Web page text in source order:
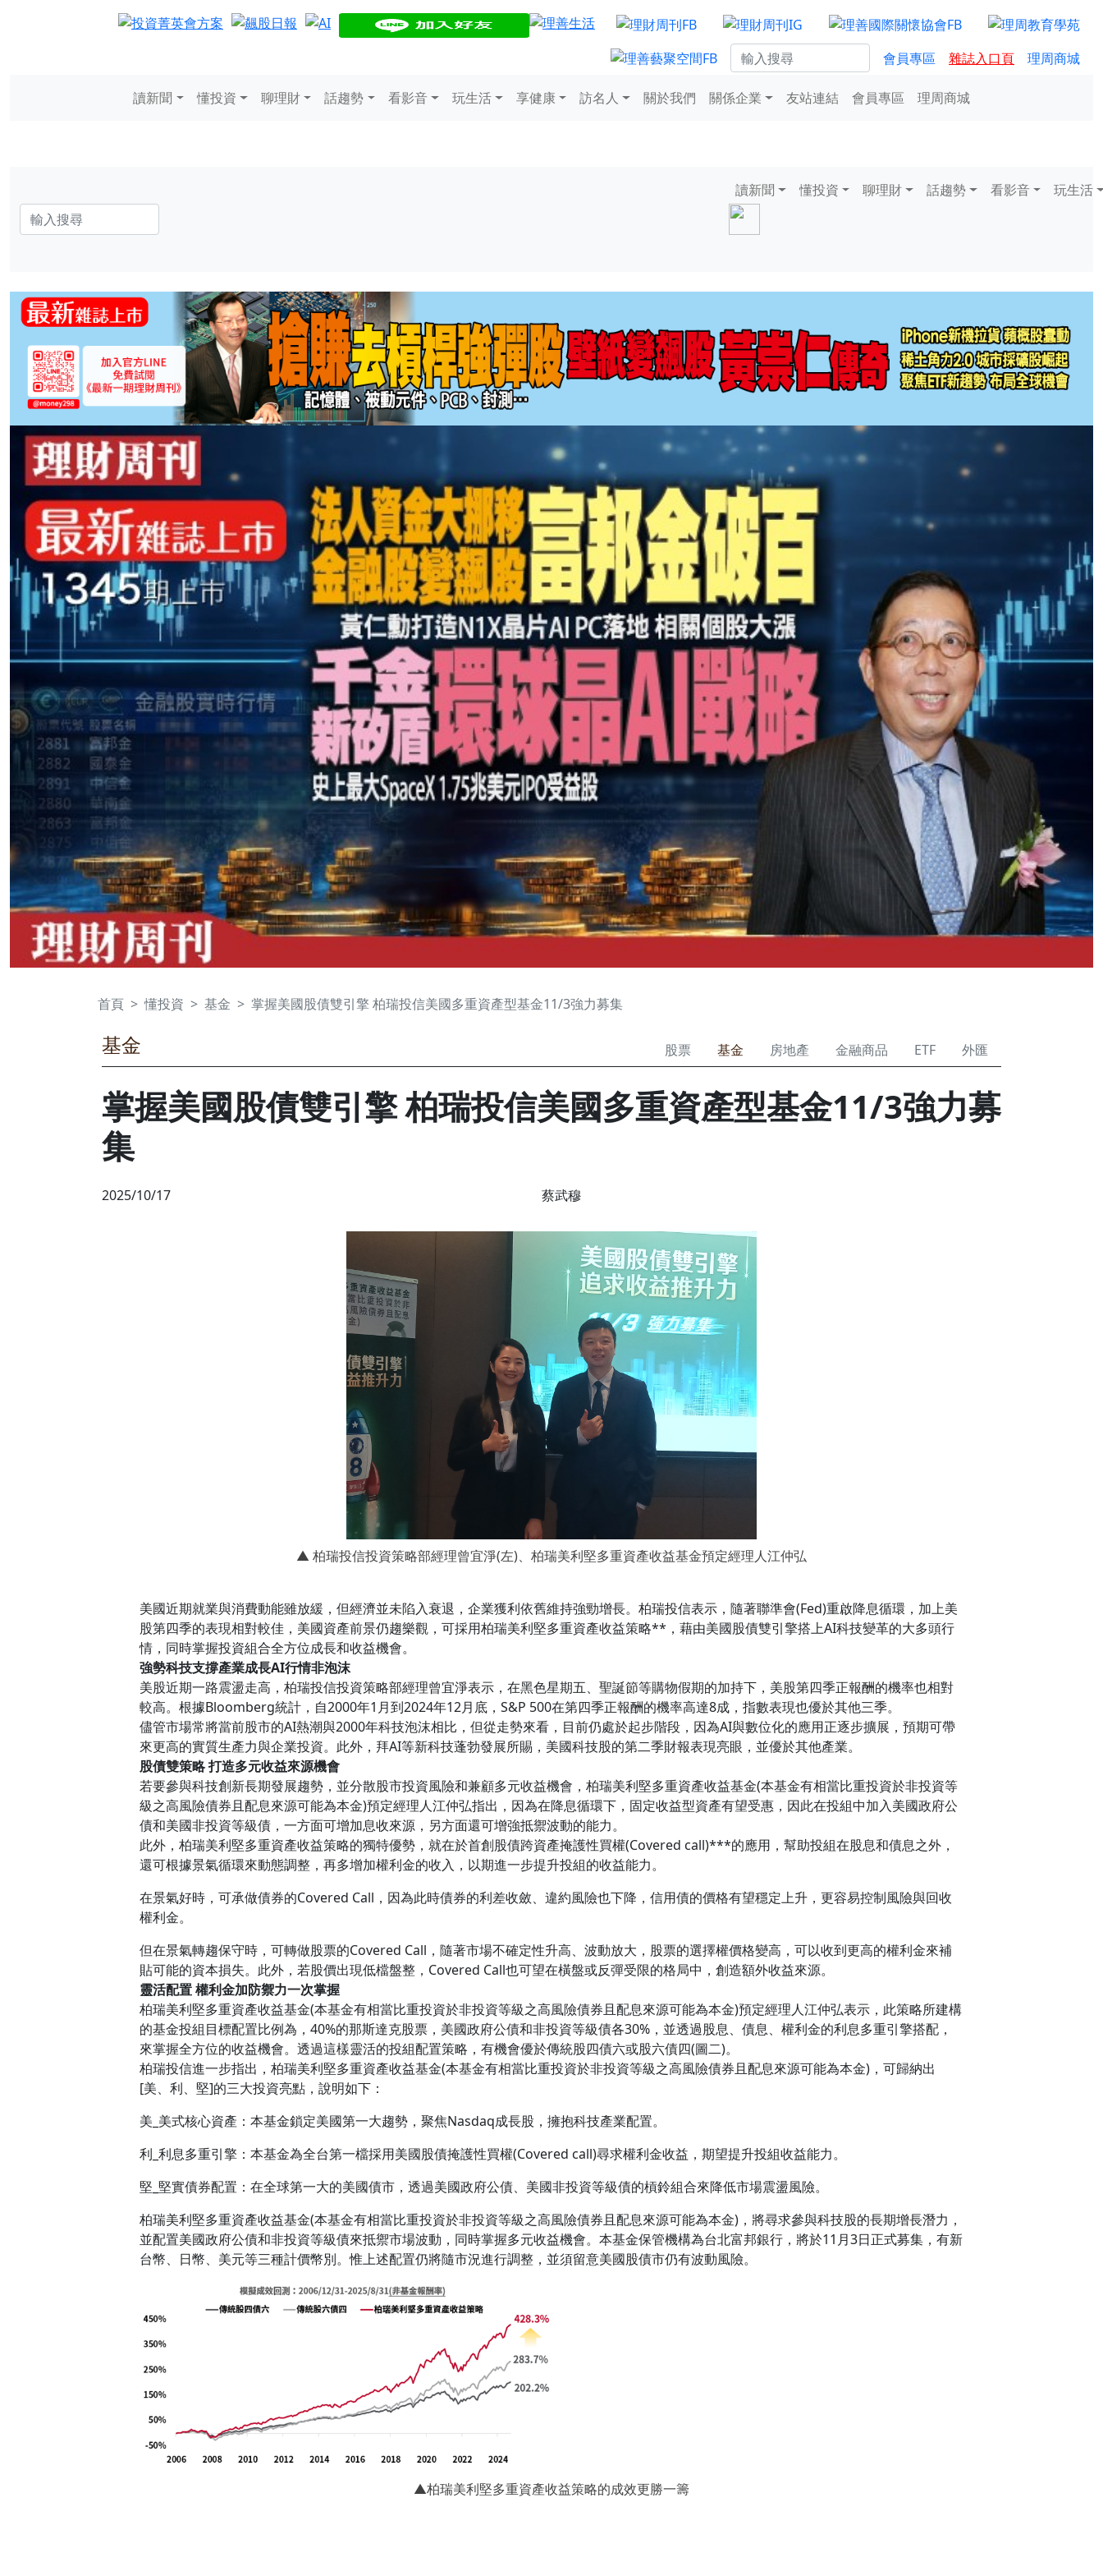
會員專區 雜誌入口頁 理周商城
讀新聞 懂投資 聊理財 話趨勢 看影音 玩生活 享健康 訪名人 關於我們 關係企業 友站連結 會員專區 理周商城
讀新聞 懂投資 聊理財 話趨勢 看影音 玩生活
首頁 懂投資 基金 掌握美國股債雙引擎 柏瑞投信美國多重資產型基金11/3強力募集
基金 股票 基金 房地產 金融商品 ETF 外匯
掌握美國股債雙引擎 柏瑞投信美國多重資產型基金11/3強力募
集
2025/10/17 蔡武穆
▲ 柏瑞投信投資策略部經理曾宜淨(左)、柏瑞美利堅多重資產收益基金預定經理人江仲弘
美國近期就業與消費動能雖放緩，但經濟並未陷入衰退，企業獲利依舊維持強勁增長。柏瑞投信表示，隨著聯準會(Fed)重啟降息循環，加上美
股第四季的表現相對較佳，美國資產前景仍趨樂觀，可採用柏瑞美利堅多重資產收益策略**，藉由美國股債雙引擎搭上AI科技變革的大多頭行
情，同時掌握投資組合全方位成長和收益機會。
強勢科技支撐產業成長AI行情非泡沫
美股近期一路震盪走高，柏瑞投信投資策略部經理曾宜淨表示，在黑色星期五、聖誕節等購物假期的加持下，美股第四季正報酬的機率也相對
較高。根據Bloomberg統計，自2000年1月到2024年12月底，S&P 500在第四季正報酬的機率高達8成，指數表現也優於其他三季。
儘管市場常將當前股市的AI熱潮與2000年科技泡沫相比，但從走勢來看，目前仍處於起步階段，因為AI與數位化的應用正逐步擴展，預期可帶
來更高的實質生產力與企業投資。此外，拜AI等新科技蓬勃發展所賜，美國科技股的第二季財報表現亮眼，並優於其他產業。
股債雙策略 打造多元收益來源機會
若要參與科技創新長期發展趨勢，並分散股市投資風險和兼顧多元收益機會，柏瑞美利堅多重資產收益基金(本基金有相當比重投資於非投資等
級之高風險債券且配息來源可能為本金)預定經理人江仲弘指出，因為在降息循環下，固定收益型資產有望受惠，因此在投組中加入美國政府公
債和美國非投資等級債，一方面可增加息收來源，另方面還可增強抵禦波動的能力。
此外，柏瑞美利堅多重資產收益策略的獨特優勢，就在於首創股債跨資產掩護性買權(Covered call)***的應用，幫助投組在股息和債息之外，
還可根據景氣循環來動態調整，再多增加權利金的收入，以期進一步提升投組的收益能力。
在景氣好時，可承做債券的Covered Call，因為此時債券的利差收斂、違約風險也下降，信用債的價格有望穩定上升，更容易控制風險與回收
權利金。
但在景氣轉趨保守時，可轉做股票的Covered Call，隨著市場不確定性升高、波動放大，股票的選擇權價格變高，可以收到更高的權利金來補
貼可能的資本損失。此外，若股價出現低檔盤整，Covered Call也可望在橫盤或反彈受限的格局中，創造額外收益來源。
靈活配置 權利金加防禦力一次掌握
柏瑞美利堅多重資產收益基金(本基金有相當比重投資於非投資等級之高風險債券且配息來源可能為本金)預定經理人江仲弘表示，此策略所建構
的基金投組目標配置比例為，40%的那斯達克股票，美國政府公債和非投資等級債各30%，並透過股息、債息、權利金的利息多重引擎搭配，
來掌握全方位的收益機會。透過這樣靈活的投組配置策略，有機會優於傳統股四債六或股六債四(圖二)。
柏瑞投信進一步指出，柏瑞美利堅多重資產收益基金(本基金有相當比重投資於非投資等級之高風險債券且配息來源可能為本金)，可歸納出
[美、利、堅]的三大投資亮點，說明如下：
美_美式核心資產：本基金鎖定美國第一大趨勢，聚焦Nasdaq成長股，擁抱科技產業配置。
利_利息多重引擎：本基金為全台第一檔採用美國股債掩護性買權(Covered call)尋求權利金收益，期望提升投組收益能力。
堅_堅實債券配置：在全球第一大的美國債市，透過美國政府公債、美國非投資等級債的槓鈴組合來降低市場震盪風險。
柏瑞美利堅多重資產收益基金(本基金有相當比重投資於非投資等級之高風險債券且配息來源可能為本金)，將尋求參與科技股的長期增長潛力，
並配置美國政府公債和非投資等級債來抵禦市場波動，同時掌握多元收益機會。本基金保管機構為台北富邦銀行，將於11月3日正式募集，有新
台幣、日幣、美元等三種計價幣別。惟上述配置仍將隨市況進行調整，並須留意美國股債市仍有波動風險。
▲柏瑞美利堅多重資產收益策略的成效更勝一籌